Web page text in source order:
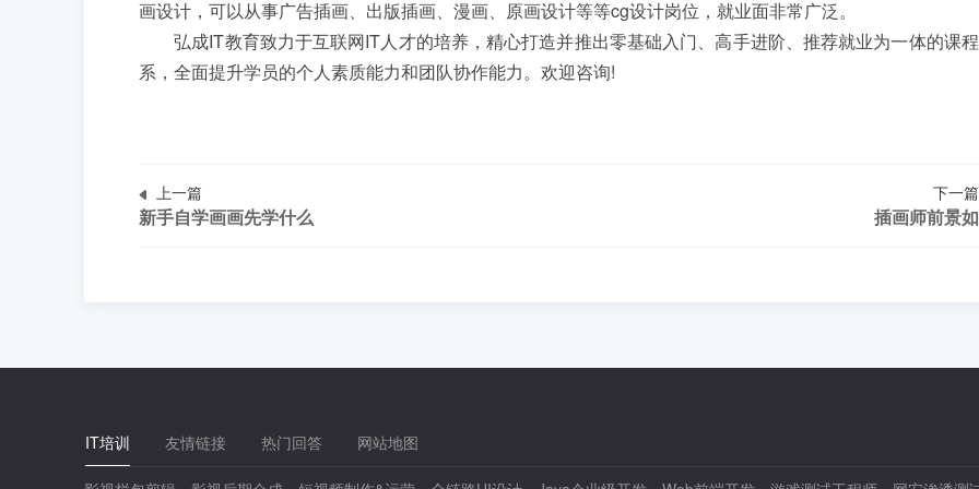
画设计，可以从事广告插画、出版插画、漫画、原画设计等等cg设计岗位，就业面非常广泛。
弘成IT教育致力于互联网IT人才的培养，精心打造并推出零基础入门、高手进阶、推荐就业为一体的课
系，全面提升学员的个人素质能力和团队协作能力。欢迎咨询!
上一篇
新手自学画画先学什么
下一篇
插画师前景
IT培训 友情链接 热门回答 网站地图